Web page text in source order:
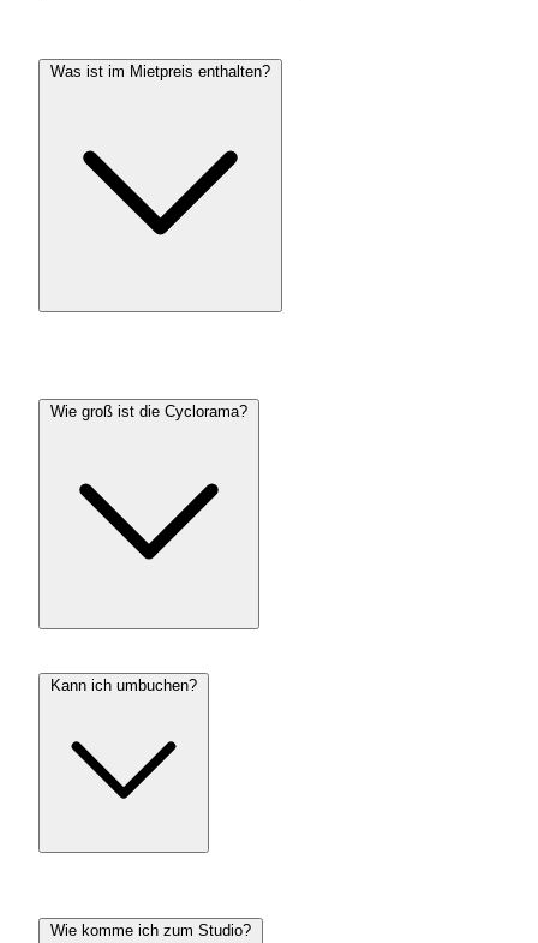
Was ist im Mietpreis enthalten?
Wie groß ist die Cyclorama?
Kann ich umbuchen?
Wie komme ich zum Studio?